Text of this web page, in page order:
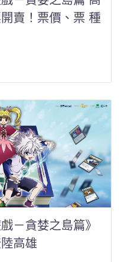
賣！票價、票 種
－貪婪之島篇》
高雄